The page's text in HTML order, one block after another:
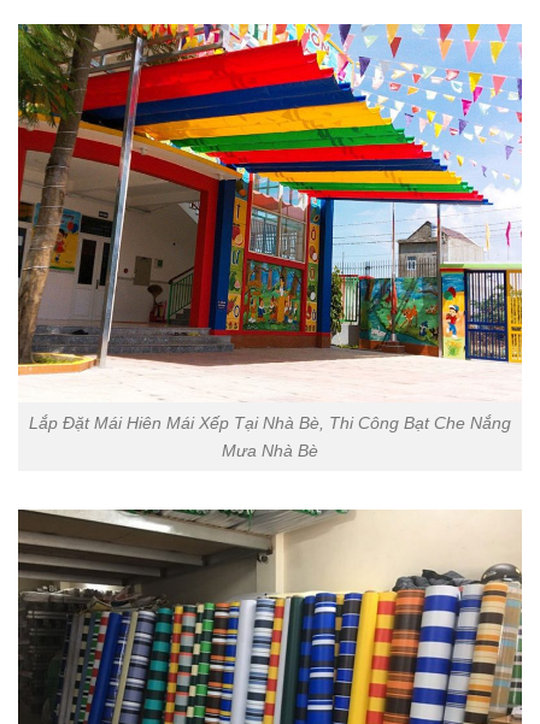
Lắp Đặt Mái Hiên Mái Xếp Tại Nhà Bè, Thi Công Bạt Che Nắng
Mưa Nhà Bè